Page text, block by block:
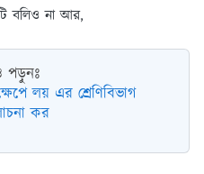
বলিও না আর,
লয় এর শ্রেণিবিভাগ
কর